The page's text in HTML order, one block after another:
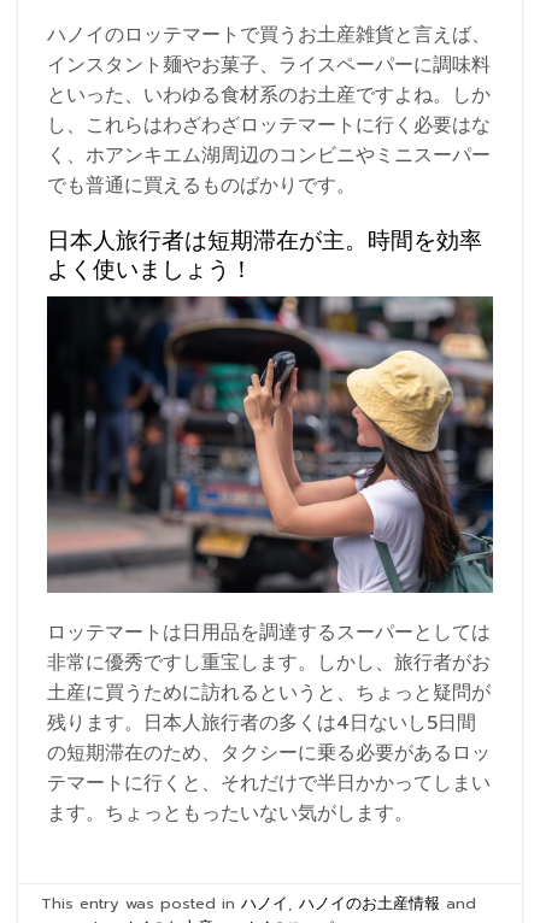
ハノイのロッテマートで買うお土産雑貨と言えば、
インスタント麺やお菓子、ライスペーパーに調味料
といった、いわゆる食材系のお土産ですよね。しか
し、これらはわざわざロッテマートに行く必要はな
く、ホアンキエム湖周辺のコンビニやミニスーパー
でも普通に買えるものばかりです。
日本人旅行者は短期滞在が主。時間を効率
よく使いましょう！
ロッテマートは日用品を調達するスーパーとしては
非常に優秀ですし重宝します。しかし、旅行者がお
土産に買うために訪れるというと、ちょっと疑問が
残ります。日本人旅行者の多くは4日ないし5日間
の短期滞在のため、タクシーに乗る必要があるロッ
テマートに行くと、それだけで半日かかってしまい
ます。ちょっともったいない気がします。
This entry was posted inハノイ,ハノイのお土産情報 and